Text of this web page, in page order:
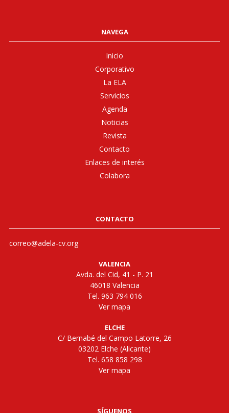
NAVEGA
Inicio
Corporativo
La ELA
Servicios
Agenda
Noticias
Revista
Contacto
Enlaces de interés
Colabora
CONTACTO
correo@adela-cv.org
VALENCIA
Avda. del Cid, 41 - P. 21
46018 Valencia
Tel. 963 794 016
Ver mapa
ELCHE
C/ Bernabé del Campo Latorre, 26
03202 Elche (Alicante)
Tel. 658 858 298
Ver mapa
SÍGUENOS